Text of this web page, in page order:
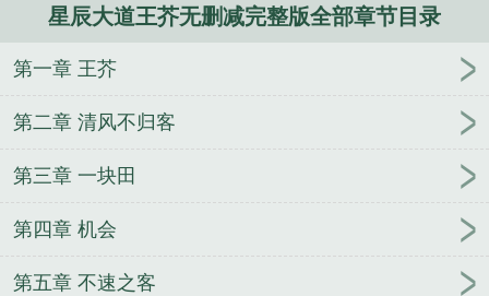
星辰大道王芥无删减完整版全部章节目录
第一章 王芥
第二章 清风不归客
第三章 一块田
第四章 机会
第五章 不速之客